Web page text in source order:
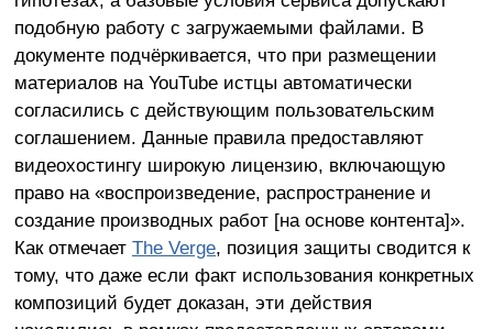
подобную работу с загружаемыми файлами. В
документе подчёркивается, что при размещении
материалов на YouTube истцы автоматически
согласились с действующим пользовательским
соглашением. Данные правила предоставляют
видеохостингу широкую лицензию, включающую
право на «воспроизведение, распространение и
создание производных работ [на основе контента]».
Как отмечает The Verge, позиция защиты сводится к
тому, что даже если факт использования конкретных
композиций будет доказан, эти действия